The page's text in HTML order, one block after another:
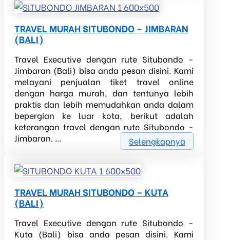
TRAVEL MURAH SITUBONDO – JIMBARAN
(BALI)
Travel Executive dengan rute Situbondo -
Jimbaran (Bali) bisa anda pesan disini. Kami
melayani penjualan tiket travel online
dengan harga murah, dan tentunya lebih
praktis dan lebih memudahkan anda dalam
bepergian ke luar kota, berikut adalah
keterangan travel dengan rute Situbondo -
Jimbaran. ...
Selengkapnya
TRAVEL MURAH SITUBONDO – KUTA
(BALI)
Travel Executive dengan rute Situbondo -
Kuta (Bali) bisa anda pesan disini. Kami